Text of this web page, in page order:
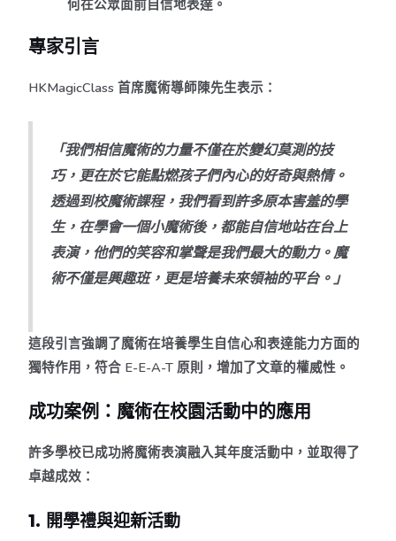
何在公眾面前自信地表達。
專家引言
HKMagicClass 首席魔術導師陳先生表示：
「我們相信魔術的力量不僅在於變幻莫測的技
巧，更在於它能點燃孩子們內心的好奇與熱情。
透過到校魔術課程，我們看到許多原本害羞的學
生，在學會一個小魔術後，都能自信地站在台上
表演，他們的笑容和掌聲是我們最大的動力。魔
術不僅是興趣班，更是培養未來領袖的平台。」
這段引言強調了魔術在培養學生自信心和表達能力方面的
獨特作用，符合 E-E-A-T 原則，增加了文章的權威性。
成功案例：魔術在校園活動中的應用
許多學校已成功將魔術表演融入其年度活動中，並取得了
卓越成效：
1. 開學禮與迎新活動